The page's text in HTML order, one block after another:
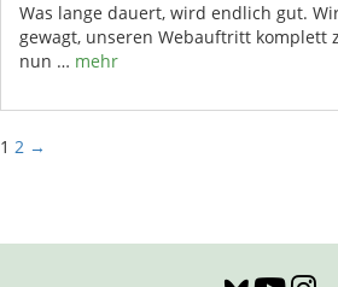
Was lange dauert, wird endlich gut.
gewagt, unseren Webauftritt komplett
nun … mehr
1 2 →